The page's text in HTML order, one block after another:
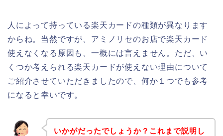
人によって持っている楽天カードの種類が異なります
からね。当然ですが、アミノリセのお店で楽天カード
使えなくなる原因も、一概には言えません。ただ、い
くつか考えられる楽天カードが使えない理由について
ご紹介させていただきましたので、何か１つでも参考
になると幸いです。
いかがだったでしょうか？これまで説明し